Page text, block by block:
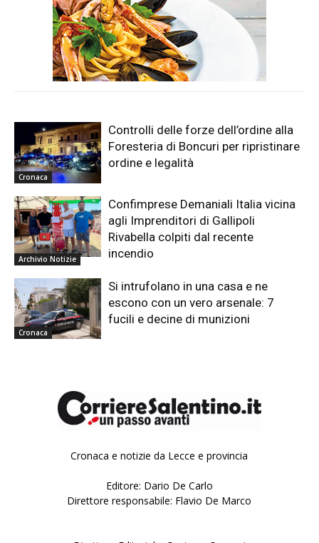
Cronaca
Controlli delle forze dell’ordine alla
Foresteria di Boncuri per ripristinare
ordine e legalità
Archivio Notizie
Confimprese Demaniali Italia vicina
agli Imprenditori di Gallipoli
Rivabella colpiti dal recente
incendio
Cronaca
Si intrufolano in una casa e ne
escono con un vero arsenale: 7
fucili e decine di munizioni
Cronaca e notizie da Lecce e provincia
Editore: Dario De Carlo
Direttore responsabile: Flavio De Marco